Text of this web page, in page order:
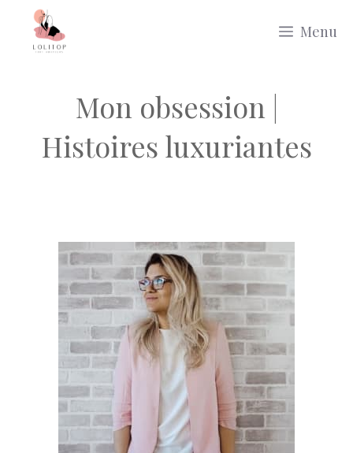
Menu
Mon obsession |
Histoires luxuriantes